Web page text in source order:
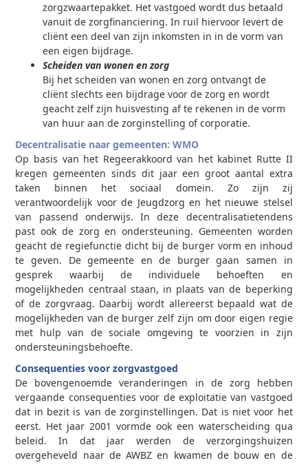
zorgzwaartepakket. Het vastgoed wordt dus betaald
vanuit de zorgfinanciering. In ruil hiervoor levert de
cliënt een deel van zijn inkomsten in in de vorm van
een eigen bijdrage.
Scheiden van wonen en zorg
Bij het scheiden van wonen en zorg ontvangt de
cliënt slechts een bijdrage voor de zorg en wordt
geacht zelf zijn huisvesting af te rekenen in de vorm
van huur aan de zorginstelling of corporatie.
Decentralisatie naar gemeenten: WMO
Op basis van het Regeerakkoord van het kabinet Rutte II
kregen gemeenten sinds dit jaar een groot aantal extra
taken binnen het sociaal domein. Zo zijn zij
verantwoordelijk voor de Jeugdzorg en het nieuwe stelsel
van passend onderwijs. In deze decentralisatietendens
past ook de zorg en ondersteuning. Gemeenten worden
geacht de regiefunctie dicht bij de burger vorm en inhoud
te geven. De gemeente en de burger gaan samen in
gesprek waarbij de individuele behoeften en
mogelijkheden centraal staan, in plaats van de beperking
of de zorgvraag. Daarbij wordt allereerst bepaald wat de
mogelijkheden van de burger zelf zijn om door eigen regie
met hulp van de sociale omgeving te voorzien in zijn
ondersteuningsbehoefte.
Consequenties voor zorgvastgoed
De bovengenoemde veranderingen in de zorg hebben
vergaande consequenties voor de exploitatie van vastgoed
dat in bezit is van de zorginstellingen. Dat is niet voor het
eerst. Het jaar 2001 vormde ook een waterscheiding qua
beleid. In dat jaar werden de verzorgingshuizen
overgeheveld naar de AWBZ en kwamen de bouw en de